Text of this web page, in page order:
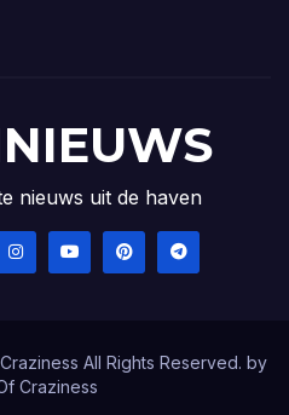
nieuws uit de haven
All Rights Reserved. by
Craziness